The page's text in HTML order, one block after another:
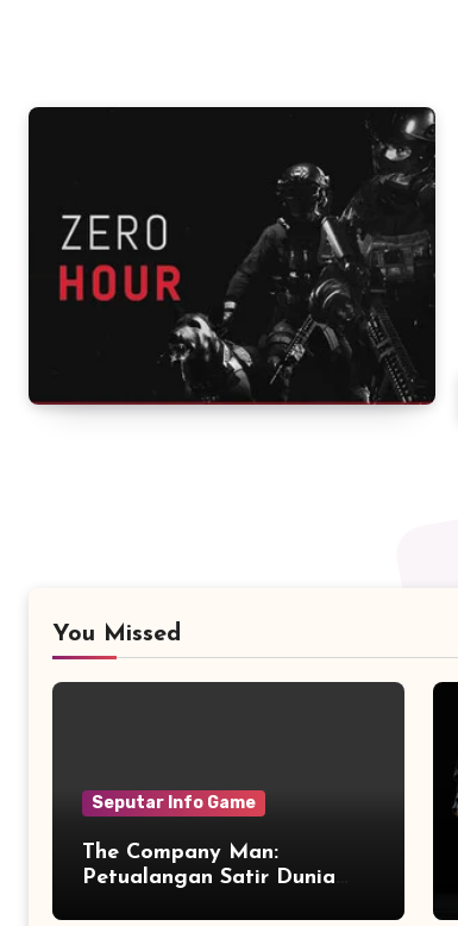
You Missed
Seputar Info Game
The Company Man:
Petualangan Satir Dunia